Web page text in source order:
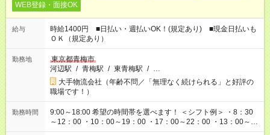
WEB登録・面接OK
給与
時給1400円 ■日払い・週払いOK！(規定あり) ■現金日払いも
ＯＫ（規定あり）
勤務地
東京都青梅市
河辺駅 / 青梅駅 / 東青梅駅 / …
大手物流会社（年齢不問／「無理なく続けられる」と好評の
職場です！）
勤務時間
9:00～18:00 希望の時間帯を選べます！ ＜シフト例＞ ・8：30
～12：00 ・10：00～19：00 ・17：00～22：00 ・13：00～
22：00 ・22：00～翌6：00 など